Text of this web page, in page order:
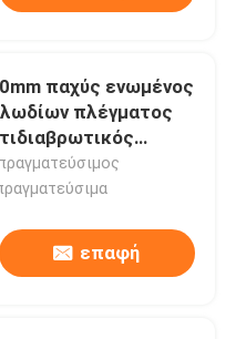
παχύς ενωμένος
πλέγματος
επιτροπής
επαφή